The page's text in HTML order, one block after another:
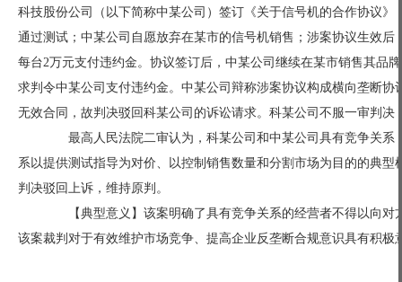
科技股份公司（以下简称中某公司）签订《关于信号机的合作协议
通过测试；中某公司自愿放弃在某市的信号机销售；涉案协议生效
每台2万元支付违约金。协议签订后，中某公司继续在某市销售其品
求判令中某公司支付违约金。中某公司辩称涉案协议构成横向垄断
无效合同，故判决驳回科某公司的诉讼请求。科某公司不服一审判
最高人民法院二审认为，科某公司和中某公司具有竞争关系
系以提供测试指导为对价、以控制销售数量和分割市场为目的的典
判决驳回上诉，维持原判。
【典型意义】该案明确了具有竞争关系的经营者不得以向对
该案裁判对于有效维护市场竞争、提高企业反垄断合规意识具有积极